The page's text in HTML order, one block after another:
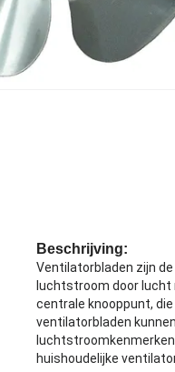
Beschrijving:
Ventilatorbladen zijn
luchtstroom door lucht
centrale knooppunt,
ventilatorbladen
huishoudelijke